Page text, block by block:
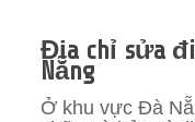
Địa chỉ sửa
Nẵng
Ở khu vực Đà